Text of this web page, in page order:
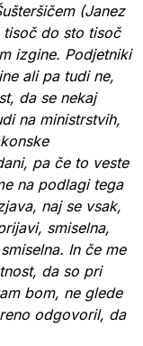
(Janez
tisoč do sto tisoč
izgine. Podjetniki
ali pa tudi ne,
da se nekaj
na ministrstvih,
pa če to veste
na podlagi tega
naj se vsak,
smiselna,
In če me
da so pri
bom, ne glede
odgovoril, da